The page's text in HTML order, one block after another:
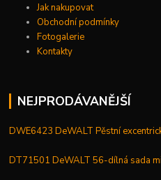
Jak nakupovat
Obchodní podmínky
Fotogalerie
Kontakty
NEJPRODÁVANĚJŠÍ
DWE6423 DeWALT Pěstní
DT71501 DeWALT 56-dílná sada